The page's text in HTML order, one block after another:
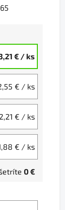
€ / ks
€ / ks
€ / ks
€ / ks
0 €